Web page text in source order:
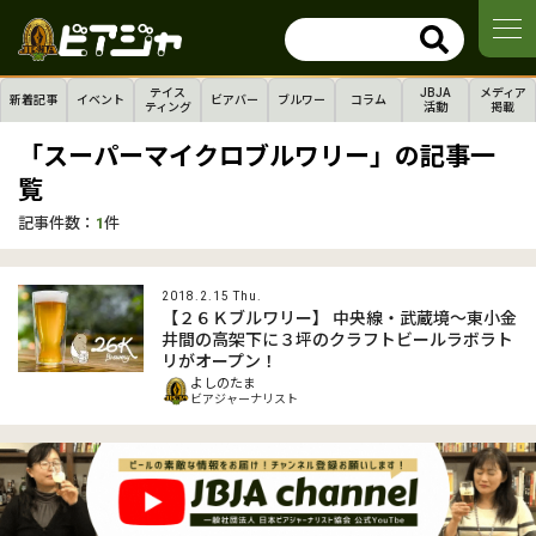
新着記事 イベント
テイス
ティング
ビアバー ブルワー コラム
JBJA
活動
メディア
掲載
「スーパーマイクロブルワリー」の記事一
覧
記事件数： 1件
2018.2.15 Thu.
【２６Ｋブルワリー】 中央線・武蔵境～東小金
井間の高架下に３坪のクラフトビールラボラト
リがオープン！
よしのたま
ビアジャーナリスト